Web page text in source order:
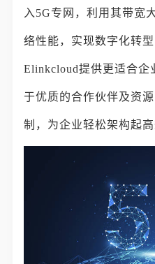
入5G专网，利用其带宽
络性能，实现数字化转型
Elinkcloud提供更适合企
于优质的合作伙伴及资
制，为企业轻松架构起